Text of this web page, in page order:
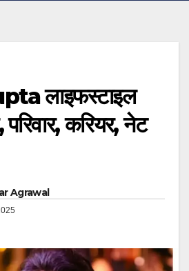
लाइफस्टाइल
करियर, नेट
Agrawal